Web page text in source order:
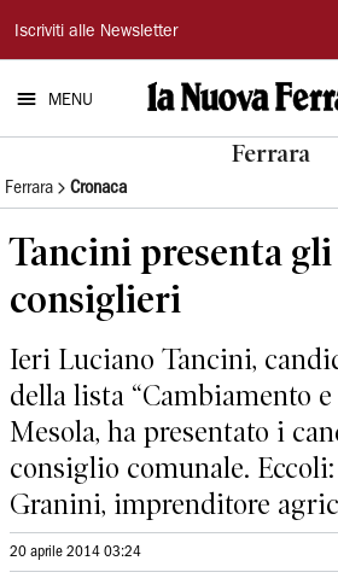
La
Nuova
Ferrara
Iscriviti alle Newsletter
MENU
Ferrara
Ferrara Cronaca
Tancini presenta
consiglieri
Ieri Luciano Tancini,
della lista “Cambiamento e
Mesola, ha presentato i
consiglio comunale.
Granini, imprenditore
20 aprile 2014 03:24